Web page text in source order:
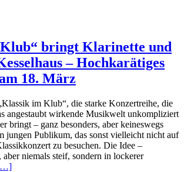
bringt Klarinette und
– Hochkarätiges
18. März
im Klub“, die starke Konzertreihe, die
angestaubt wirkende Musikwelt unkompliziert
bringt – ganz besonders, aber keineswegs
jungen Publikum, das sonst vielleicht nicht auf
zu besuchen. Die Idee –
niemals steif, sondern in lockerer